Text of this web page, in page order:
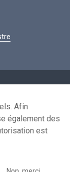
Afin
également des
est